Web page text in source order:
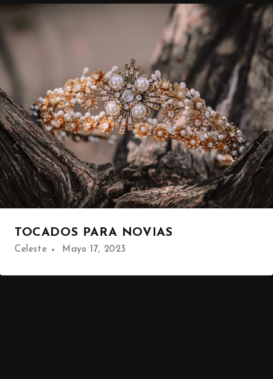
TOCADOS PARA NOVIAS
Celeste Mayo 17, 2023